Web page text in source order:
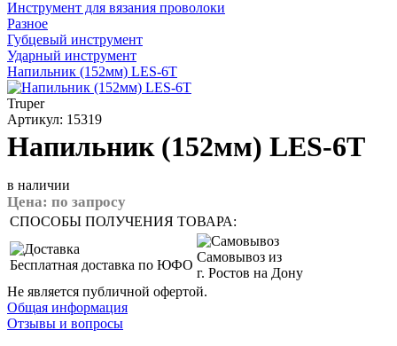
Инструмент для вязания проволоки
Разное
Губцевый инструмент
Ударный инструмент
Напильник (152мм) LES-6T
Truper
Артикул: 15319
Напильник (152мм) LES-6T
в наличии
Цена: по запросу
СПОСОБЫ ПОЛУЧЕНИЯ ТОВАРА:
Бесплатная доставка по ЮФО
Самовывоз из
г. Ростов на Дону
Не является публичной офертой.
Общая информация
Отзывы и вопросы